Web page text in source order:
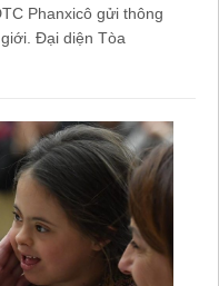
Phanxicô gửi thông
Đại diện Tòa